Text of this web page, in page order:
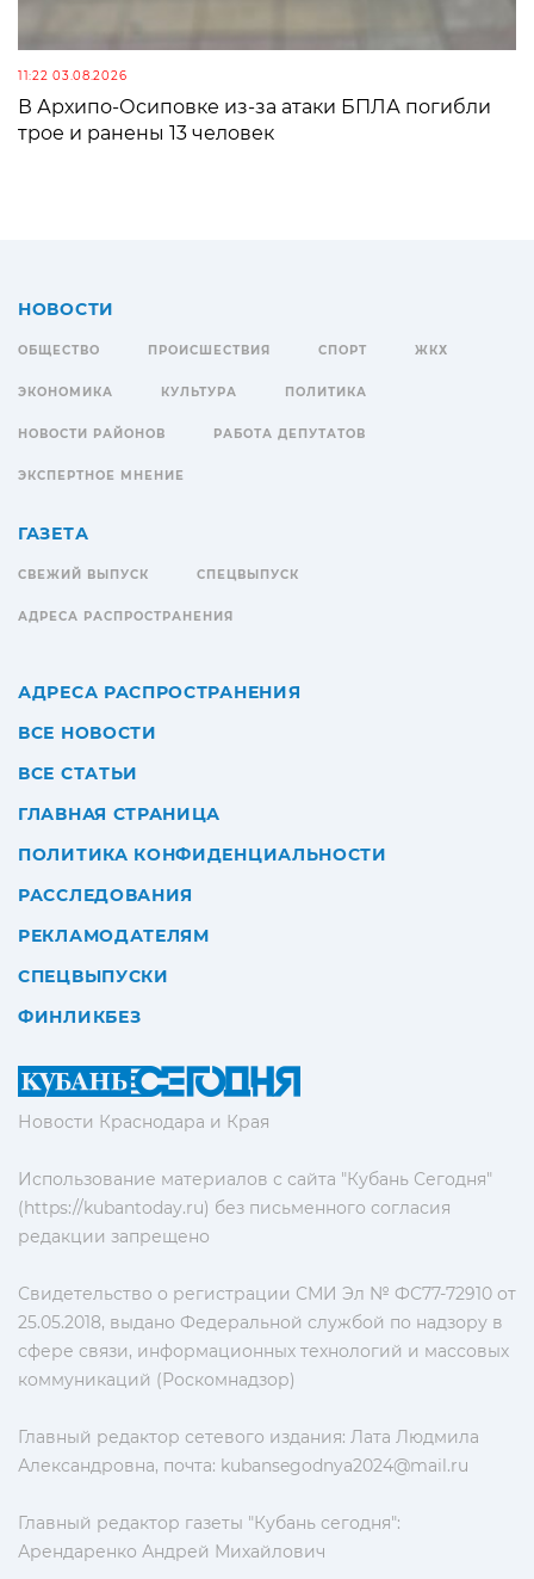
11:22 03.08.2026
В Архипо-Осиповке из-за атаки БПЛА погибли
трое и ранены 13 человек
Новости Краснодара и Края
Использование материалов с сайта "Кубань Сегодня"
(https://kubantoday.ru) без письменного согласия
редакции запрещено
Свидетельство о регистрации СМИ Эл № ФС77-72910 от
25.05.2018, выдано Федеральной службой по надзору в
сфере связи, информационных технологий и массовых
коммуникаций (Роскомнадзор)
Главный редактор сетевого издания: Лата Людмила
Александровна, почта: kubansegodnya2024@mail.ru
Главный редактор газеты "Кубань сегодня":
Арендаренко Андрей Михайлович
НОВОСТИ
ОБЩЕСТВО ПРОИСШЕСТВИЯ СПОРТ ЖКХ
ЭКОНОМИКА КУЛЬТУРА ПОЛИТИКА
НОВОСТИ РАЙОНОВ РАБОТА ДЕПУТАТОВ
ЭКСПЕРТНОЕ МНЕНИЕ
ГАЗЕТА
СВЕЖИЙ ВЫПУСК СПЕЦВЫПУСК
АДРЕСА РАСПРОСТРАНЕНИЯ
АДРЕСА РАСПРОСТРАНЕНИЯ
ВСЕ НОВОСТИ
ВСЕ СТАТЬИ
ГЛАВНАЯ СТРАНИЦА
ПОЛИТИКА КОНФИДЕНЦИАЛЬНОСТИ
РАССЛЕДОВАНИЯ
РЕКЛАМОДАТЕЛЯМ
СПЕЦВЫПУСКИ
ФИНЛИКБЕЗ